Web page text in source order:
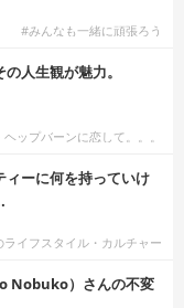
#みんなも一緒に頑張ろう
人生観が魅力。
ップバーンに恋して。。。
ィーに何を持っていけ
ライフスタイル・カルチャー
Nobuko）さんの不変